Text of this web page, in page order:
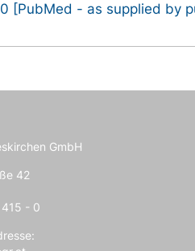
[PubMed - as supplied by
GmbH
42
- 0